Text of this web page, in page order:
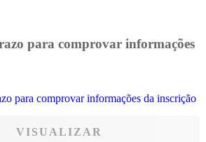
para comprovar informações
VISUALIZAR